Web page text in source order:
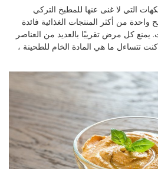
التي لا غنى عنها للمطبخ التركي
من أكثر المنتجات الغذائية فائدة
يمنع كل مرض تقريبًا بالعديد من العناصر
كنت تتساءل ما هي المادة الخام للطحينة ،